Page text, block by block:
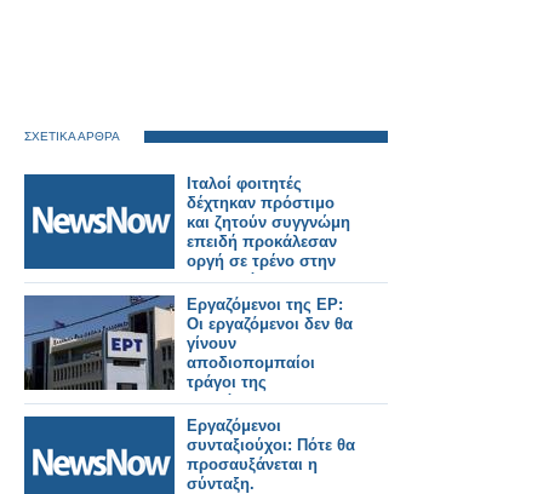
ΣΧΕΤΙΚΑ ΑΡΘΡΑ
Ιταλοί φοιτητές
δέχτηκαν πρόστιμο
και ζητούν συγγνώμη
επειδή προκάλεσαν
οργή σε τρένο στην
Μπανγκόκ.
Εργαζόμενοι της ΕΡ:
Οι εργαζόμενοι δεν θα
γίνουν
αποδιοπομπαίοι
τράγοι της
τοξικότητας στους
τελικούς της GBL
Εργαζόμενοι
συνταξιούχοι: Πότε θα
προσαυξάνεται η
σύνταξη.